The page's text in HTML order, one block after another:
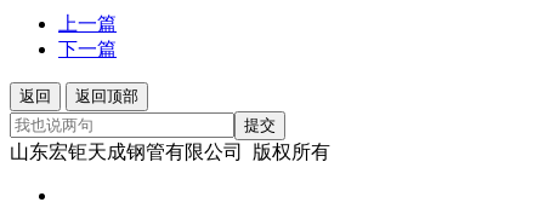
上一篇
下一篇
返回
返回顶部
提交
山东宏钜天成钢管有限公司 版权所有